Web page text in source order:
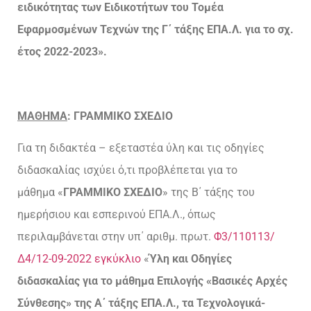
ειδικότητας των Ειδικοτήτων του Τομέα
Εφαρμοσμένων Τεχνών της Γ΄ τάξης ΕΠΑ.Λ. για το σχ.
έτος 2022-2023».
ΜΑΘΗΜΑ: ΓΡΑΜΜΙΚΟ ΣΧΕΔΙΟ
Για τη διδακτέα – εξεταστέα ύλη και τις οδηγίες
διδασκαλίας ισχύει ό,τι προβλέπεται για το
μάθημα « ΓΡΑΜΜΙΚΟ ΣΧΕΔΙΟ» της Β΄ τάξης του
ημερήσιου και εσπερινού ΕΠΑ.Λ., όπως
περιλαμβάνεται στην υπ΄ αριθμ. πρωτ. Φ3/110113/
Δ4/12-09-2022 εγκύκλιο «Ύλη και Οδηγίες
διδασκαλίας για το μάθημα Επιλογής «Βασικές Αρχές
Σύνθεσης» της Α΄ τάξης ΕΠΑ.Λ., τα Τεχνολογικά-